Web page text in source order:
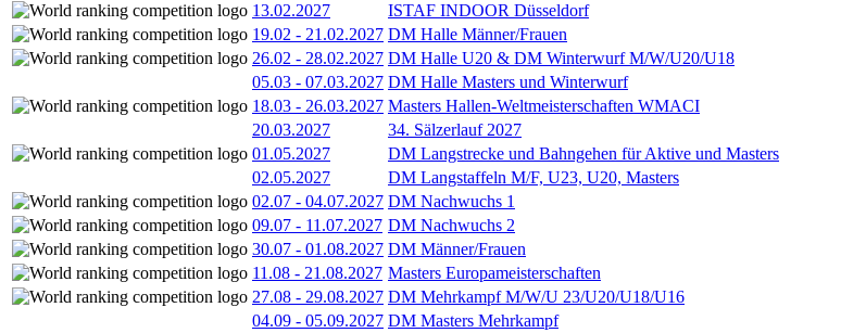
13.02.2027
ISTAF INDOOR Düsseldorf
19.02 - 21.02.2027 DM Halle Männer/Frauen
26.02 - 28.02.2027 DM Halle U20 & DM Winterwurf M/W/U20/U18
05.03 - 07.03.2027 DM Halle Masters und Winterwurf
18.03 - 26.03.2027 Masters Hallen-Weltmeisterschaften WMACI
20.03.2027
34. Sälzerlauf 2027
01.05.2027
DM Langstrecke und Bahngehen für Aktive und Masters
02.05.2027
DM Langstaffeln M/F, U23, U20, Masters
02.07 - 04.07.2027 DM Nachwuchs 1
09.07 - 11.07.2027 DM Nachwuchs 2
30.07 - 01.08.2027 DM Männer/Frauen
11.08 - 21.08.2027 Masters Europameisterschaften
27.08 - 29.08.2027 DM Mehrkampf M/W/U 23/U20/U18/U16
04.09 - 05.09.2027 DM Masters Mehrkampf